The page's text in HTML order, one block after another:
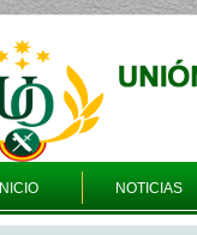
INICIO NOTICIAS